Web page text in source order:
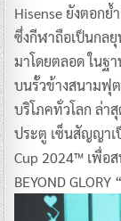
Hisense ยังตอกย้
ซึ่งกีฬาถือเป็นกล
มาโดยตลอด ในฐ
บนรั้วข้างสนามฟุ
บริโภคทั่วโลก ล่า
ประตู เซ็นสัญญาเ
Cup 2024™ เพื่อ
BEYOND GLORY “